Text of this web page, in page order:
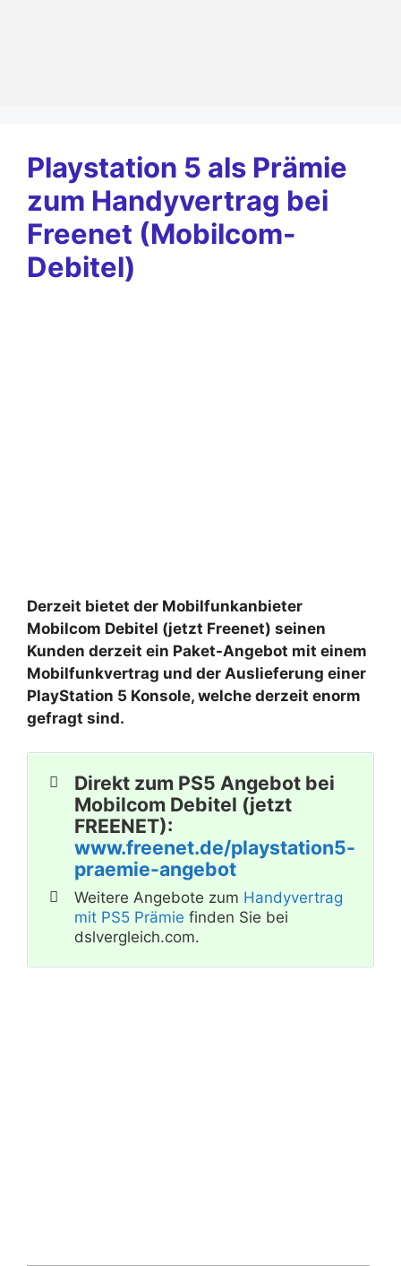
Playstation 5 als Prämie
zum Handyvertrag bei
Freenet (Mobilcom-
Debitel)
Derzeit bietet der Mobilfunkanbieter
Mobilcom Debitel (jetzt Freenet) seinen
Kunden derzeit ein Paket-Angebot mit einem
Mobilfunkvertrag und der Auslieferung einer
PlayStation 5 Konsole, welche derzeit enorm
gefragt sind.
Direkt zum PS5 Angebot bei
Mobilcom Debitel (jetzt
FREENET):
www.freenet.de/playstation5-
praemie-angebot
Weitere Angebote zum Handyvertrag
mit PS5 Prämie finden Sie bei
dslvergleich.com.